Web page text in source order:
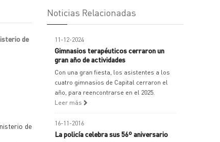
de
de
Noticias Relacionadas
11-12-2024
Gimnasios terapéuticos cerraron un
gran año de actividades
Con una gran fiesta, los asistentes a los
cuatro gimnasios de Capital cerraron el
año, para reencontrarse en el 2025.
Leer más
16-11-2016
La policía celebra sus 56º aniversario